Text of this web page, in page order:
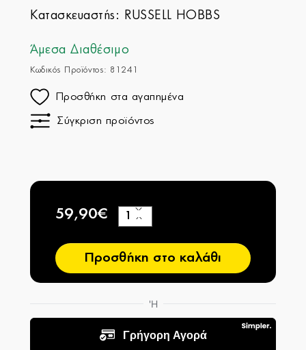
Κατασκευαστής: RUSSELL HOBBS
Άμεσα Διαθέσιμο
Κωδικός Προϊόντος: 81241
Προσθήκη στα αγαπημένα
Σύγκριση προϊόντος
59,90€
−
+
Προσθήκη στο καλάθι